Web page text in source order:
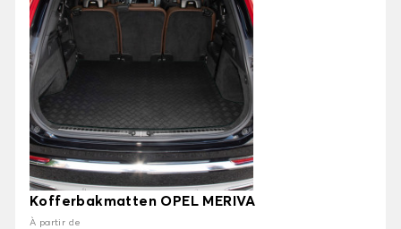
Kofferbakmatten OPEL MERIVA
À partir de